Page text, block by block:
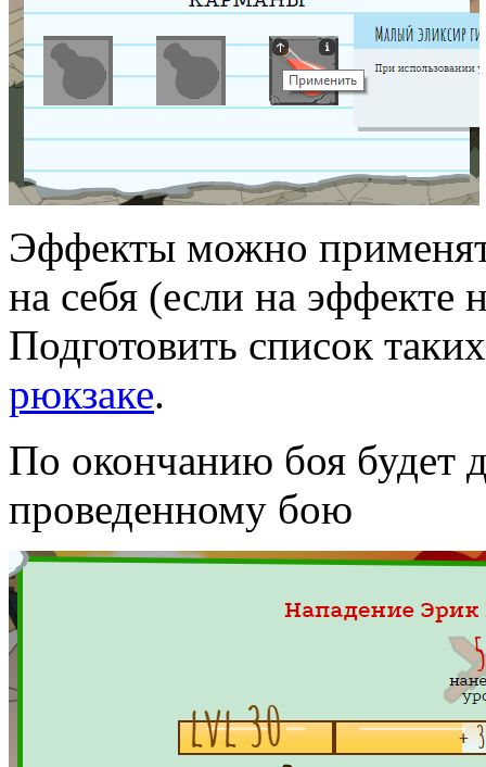
Эффекты можно
на себя (если на эффекте
Подготовить список
рюкзаке.
По окончанию боя будет
проведенному бою